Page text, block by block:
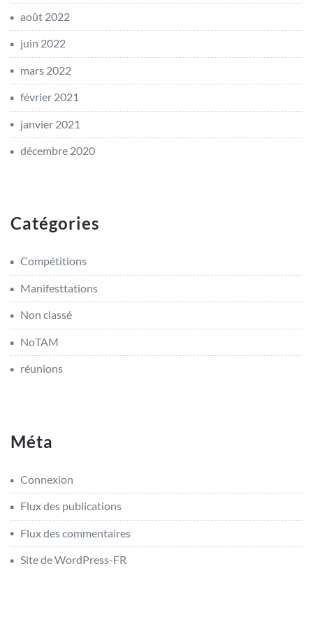
août 2022
juin 2022
mars 2022
février 2021
janvier 2021
décembre 2020
Catégories
Compétitions
Manifesttations
Non classé
NoTAM
réunions
Méta
Connexion
Flux des publications
Flux des commentaires
Site de WordPress-FR